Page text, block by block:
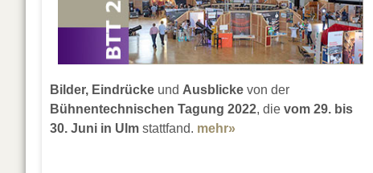
Bilder, Eindrücke und Ausblicke von der
Bühnentechnischen Tagung 2022, die vom 29. bis
30. Juni in Ulm stattfand. mehr» about Impressionen